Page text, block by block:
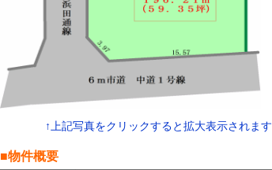
↑上記写真をクリックすると拡大表示されます
■物件概要